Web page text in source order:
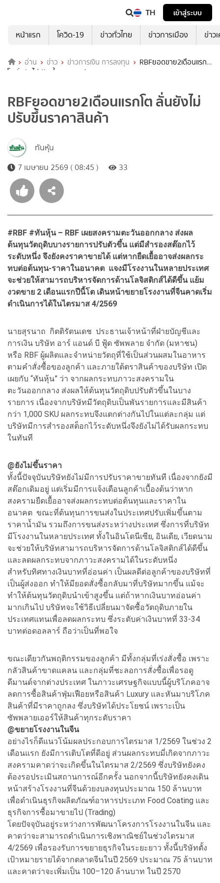
TH
เข้าสู่ระบบ
หน้าแรก
โควิด-19 ข่าวทั่วไทย ข่าวการเมือง ข่าว
อ่าน ข่าว ข่าวการเงิน การลงทุน
RBFยอดขาย2เดือนแรก
โต ลั่นยังไม่ปรับขึ้นราคาสินค้า
RBFยอดขาย2เดือนแรกโต ลั่นยังไม่
ปรับขึ้นราคาสินค้า
ทันหุ้น
7 เมษายน 2569 ( 08:45 )
33
#RBF #ทันหุ้น – RBF เผยสงครามตะวันออกกลาง ส่งผล
ต้นทุนวัตถุดิบบางรายการปรับตัวขึ้น แต่มีสำรองสต๊อกไว้
ระดับหนึ่ง จึงยังคงราคาขายได้ แต่หากยืดเยื้ออาจส่งผลกระ
ทบต่อต้นทุน-ราคาในอนาคต แจงมีโรงงานในหลายประเทศ
จะช่วยให้สามารถบริหารจัดการด้านโลจิสติกส์ได้ดีขึ้น แย้ม
งวดขาย 2 เดือนแรกปีนี้โต เดินหน้าขยายโรงงานที่จีนคาดเริ่ม
ดำเนินการได้ในไตรมาส 4/2569
นายสุรนาถ กิตติรัตนเดช ประธานเจ้าหน้าที่ฝ่ายบัญชีและ
การเงิน บริษัท อาร์ แอนด์ บี ฟู้ด ซัพพลาย จำกัด (มหาชน)
หรือ RBF ผู้ผลิตและจำหน่ายวัตถุที่ใช้เป็นส่วนผสมในอาหาร
ตามคำสั่งซื้อของลูกค้า และภายใต้ตราสินค้าของบริษัท เปิด
เผยกับ “ทันหุ้น” ว่า จากผลกระทบภาวะสงครามใน
ตะวันออกกลาง ส่งผลให้ต้นทุนวัตถุดิบปรับตัวขึ้นในบาง
รายการ เนื่องจากบริษัทมีวัตถุดิบเป็นพันรายการและมีสินค้า
กว่า 1,000 SKU ผลกระทบจึงแตกต่างกันไปในแต่ละกลุ่ม แต่
บริษัทมีการสำรองสต็อกไว้ระดับหนึ่งจึงยังไม่ได้รับผลกระทบ
ในทันที
@ยังไม่ขึ้นราคา
ทั้งนี้ปัจจุบันบริษัทยังไม่มีการปรับราคาขายทันที เนื่องจากยังมี
สต๊อกเดิมอยู่ แต่เริ่มมีการแจ้งเตือนลูกค้าเบื้องต้นว่าหาก
สงครามยืดเยื้ออาจส่งผลกระทบต่อต้นทุนและราคาใน
อนาคต ขณะที่ต้นทุนการขนส่งในประเทศปรับเพิ่มขึ้นตาม
ราคาน้ำมัน รวมถึงการขนส่งระหว่างประเทศ ซึ่งการที่บริษัท
มีโรงงานในหลายประเทศ ทั้งในอินโดนีเซีย, อินเดีย, เวียดนาม
จะช่วยให้บริษัทสามารถบริหารจัดการด้านโลจิสติกส์ได้ดีขึ้น
และลดผลกระทบจากภาวะสงครามได้ในระดับหนึ่ง
สำหรับทิศทางเงินบาทที่อ่อนค่า เป็นผลดีต่อลูกค้าของบริษัทที่
เป็นผู้ส่งออก ทำให้มียอดสั่งซื้อกลับมาที่บริษัทมากขึ้น แม้จะ
ทำให้ต้นทุนวัตถุดิบนำเข้าสูงขึ้น แต่ถ้าหากเงินบาทอ่อนค่า
มากเกินไป บริษัทจะใช้วิธีเปลี่ยนมาจัดซื้อวัตถุดิบภายใน
ประเทศแทนเพื่อลดผลกระทบ ซึ่งระดับค่าเงินบาทที่ 33-34
บาทต่อดอลลาร์ ถือว่าเป็นที่พอใจ
ขณะเดียวกันพฤติกรรมของลูกค้า มีทั้งกลุ่มที่เร่งสั่งซื้อ เพราะ
กลัวสินค้าขาดแคลน และกลุ่มที่ชะลอการสั่งซื้อเพื่อรอดู
ดีมานด์จากต่างประเทศ ในภาวะเศรษฐกิจแบบนี้ผู้บริโภคอาจ
ลดการซื้อสินค้าฟุ่มเฟือยหรือสินค้า Luxury และหันมาบริโภค
สินค้าที่มีราคาถูกลง ซึ่งบริษัทได้ประโยชน์ เพราะเป็น
ซัพพลายเออร์ให้สินค้าทุกระดับราคา
@ขยายโรงงานในจีน
อย่างไรก็ดีแนวโน้มผลประกอบการไตรมาส 1/2569 ในช่วง 2
เดือนแรก ยังมีการเติบโตที่ดีอยู่ ส่วนผลกระทบมี่เกิดจากภาวะ
สงครามคาดว่าจะเกิดขึ้นในไตรมาส 2/2569 ซึ่งบริษัทยังคง
ต้องรอประเมินสถานการณ์อีกครั้ง นอกจากนี้บริษัทยังคงเดิน
หน้าสร้างโรงงานที่จีนด้วยงบลงทุนประมาณ 150 ล้านบาท
เพื่อดำเนินธุรกิจผลิตภัณฑ์อาหารประเภท Food Coating และ
ธุรกิจการซื้อมาขายไป (Trading)
โดยปัจจุบันอยู่ระหว่างการพัฒนาโครงการโรงงานในจีน และ
คาดว่าจะสามารถดำเนินการเชิงพาณิชย์ในช่วงไตรมาส
4/2569 เพื่อรองรับการขยายธุรกิจในระยะยาว ทั้งนี้บริษัทตั้ง
เป้าหมายรายได้จากตลาดจีนในปี 2569 ประมาณ 75 ล้านบาท
และคาดว่าจะเพิ่มเป็น 100–120 ล้านบาท ในปี 2570